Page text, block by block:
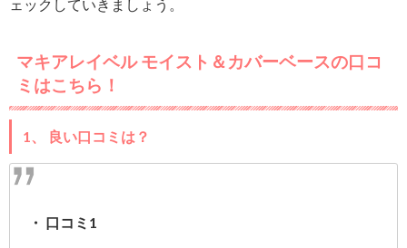
ェックしていきましょう。
マキアレイベル モイスト＆カバーベースの口コ
ミはこちら！
1、 良い口コミは？
・ 口コミ1